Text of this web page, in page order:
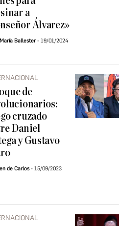
a
Álvarez»
Ballester 19/01/2024
de
cruzado
Daniel
y Gustavo
de Carlos 15/09/2023